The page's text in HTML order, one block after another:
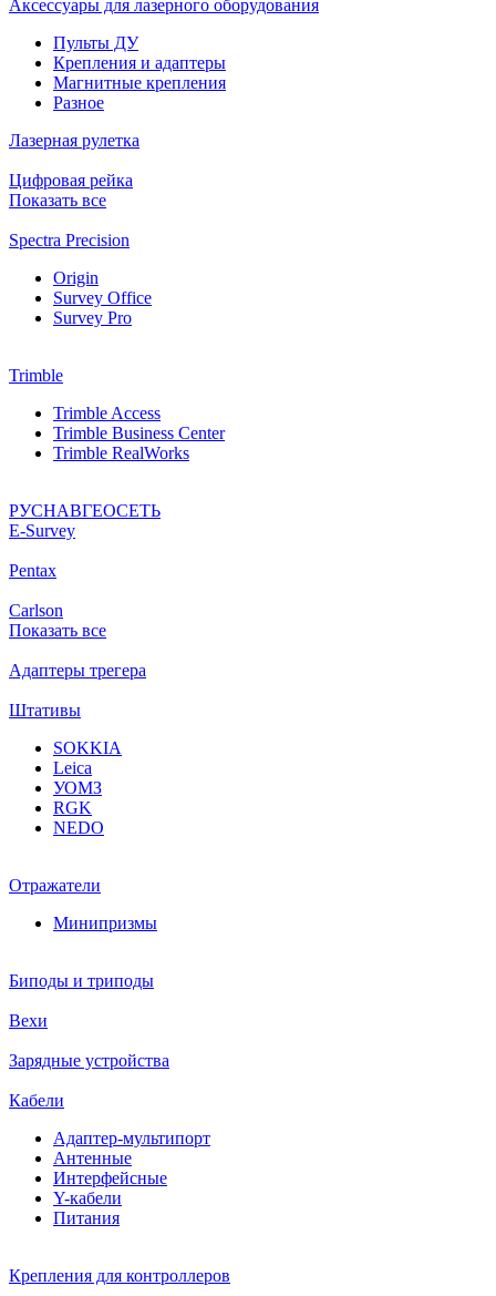
Аксессуары для лазерного оборудования
Пульты ДУ
Крепления и адаптеры
Магнитные крепления
Разное
Лазерная рулетка
Цифровая рейка
Показать все
Spectra Precision
Origin
Survey Office
Survey Pro
Trimble
Trimble Access
Trimble Business Center
Trimble RealWorks
РУСНАВГЕОСЕТЬ
Е-Survey
Pentax
Carlson
Показать все
Адаптеры трегера
Штативы
SOKKIA
Leica
УОМЗ
RGK
NEDO
Отражатели
Минипризмы
Биподы и триподы
Вехи
Зарядные устройства
Кабели
Адаптер-мультипорт
Антенные
Интерфейсные
Y-кабели
Питания
Крепления для контроллеров